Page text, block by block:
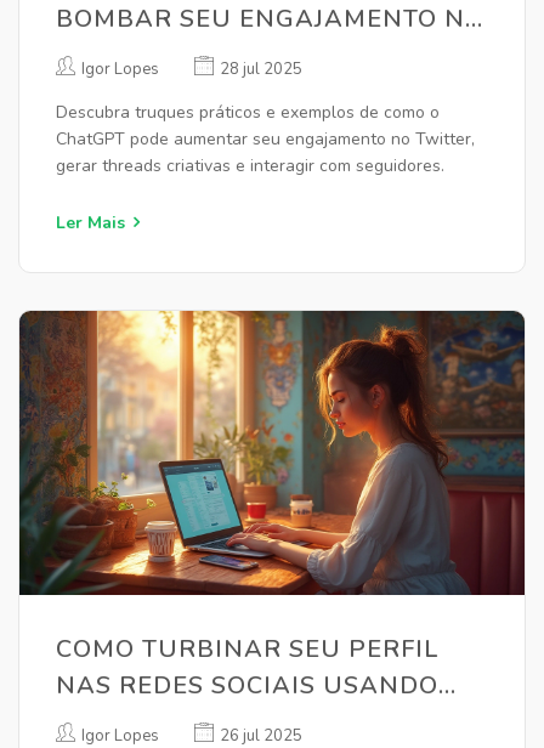
BOMBAR SEU ENGAJAMENTO NO
TWITTER
Igor Lopes 28 jul 2025
Descubra truques práticos e exemplos de como o
ChatGPT pode aumentar seu engajamento no Twitter,
gerar threads criativas e interagir com seguidores.
Ler Mais
COMO TURBINAR SEU PERFIL
NAS REDES SOCIAIS USANDO
CHATGPT
Igor Lopes 26 jul 2025